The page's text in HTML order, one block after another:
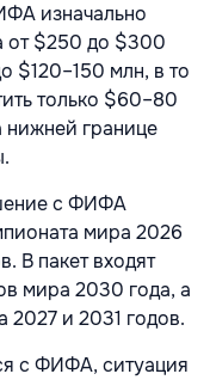
изначально
от $250 до $300
$120–150 млн, в то
только $60–80
нижней границе
с ФИФА
мира 2026
В пакет входят
мира 2030 года, а
2027 и 2031 годов.
с ФИФА, ситуация